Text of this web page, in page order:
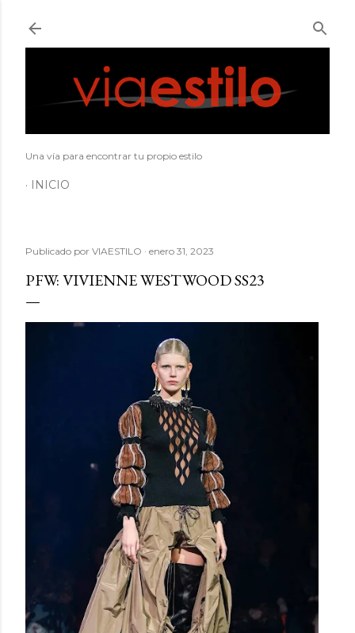
Una vía para encontrar tu propio estilo
INICIO
Publicado por VIAESTILO enero 31, 2023
PFW: VIVIENNE WESTWOOD SS23